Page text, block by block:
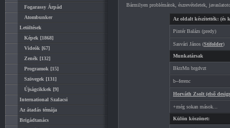
Fogarassy Árpád
Atombunker
Letöltések
Képek [1868]
Videók [67]
Zenék [132]
Programok [15]
Szövegek [131]
Újságcikkek [9]
International Szalacsi
Az átadás témája
Brigádtanács
Bármilyen problémátok, észrevételetek,
Az oldalt készítették: (és
Pintér Balázs (predy)
Sasvári János (Stifolder)
Munkatársak
BktrMn brgdvzt
b--ferenc
Horváth Zsolt (első
+még sokan mások...
Külön köszönet: